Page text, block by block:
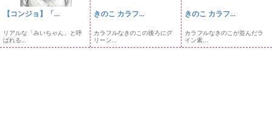
【コンジョ】「...
リアルな「みいちゃん」と呼
ばれる...
きのこ カラフ...
カラフルなきのこの後ろにグ
リーン...
きのこ カラフ...
カラフルなきのこが並んだラ
イン素...